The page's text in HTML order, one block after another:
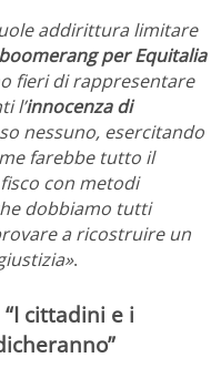
addirittura limitare
per Equitalia
fieri di rappresentare
l’innocenza di
nessuno, esercitando
farebbe tutto il
con metodi
dobbiamo tutti
a ricostruire un
.
cittadini e i